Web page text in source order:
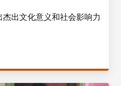
出文化意义和社会影响力